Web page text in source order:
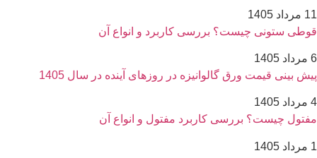
11 مرداد 1405
قوطی ستونی چیست؟ بررسی کاربرد و انواع آن
6 مرداد 1405
پیش بینی قیمت ورق گالوانیزه در روزهای آینده در سال 1405
4 مرداد 1405
مفتول چیست؟ بررسی کاربرد مفتول و انواع آن
1 مرداد 1405